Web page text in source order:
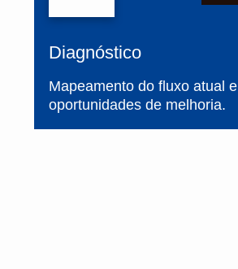
Diagnóstico
Mapeamento do fluxo atual e
oportunidades de melhoria.